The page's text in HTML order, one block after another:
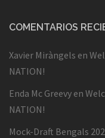
COMENTARIOS
Xavier Miràngels en
NATION!
Enda Mc Greevy en
NATION!
Mock-Draft Bengals